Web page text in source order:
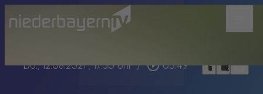
Do., 12.08.2021, 17:50 Uhr / play_circle_outline 03:49 headphoneschrome_reader_modebookmark_border